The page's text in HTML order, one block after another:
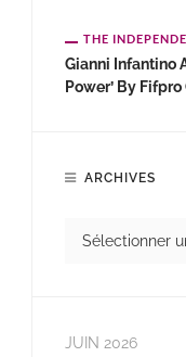
THE
Gianni Infantino
Power’ By
ARCHIVES
JUIN 2026